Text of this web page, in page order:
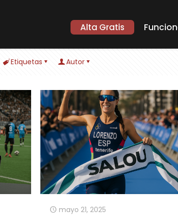
Alta Gratis
Etiquetas Autor
mayo 21, 2025